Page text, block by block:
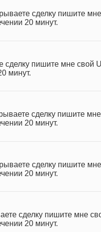
сделку пишите
20 минут.
сделку пишите мне свой
минут.
сделку пишите
20 минут.
сделку пишите
20 минут.
сделку пишите мне
20 минут.